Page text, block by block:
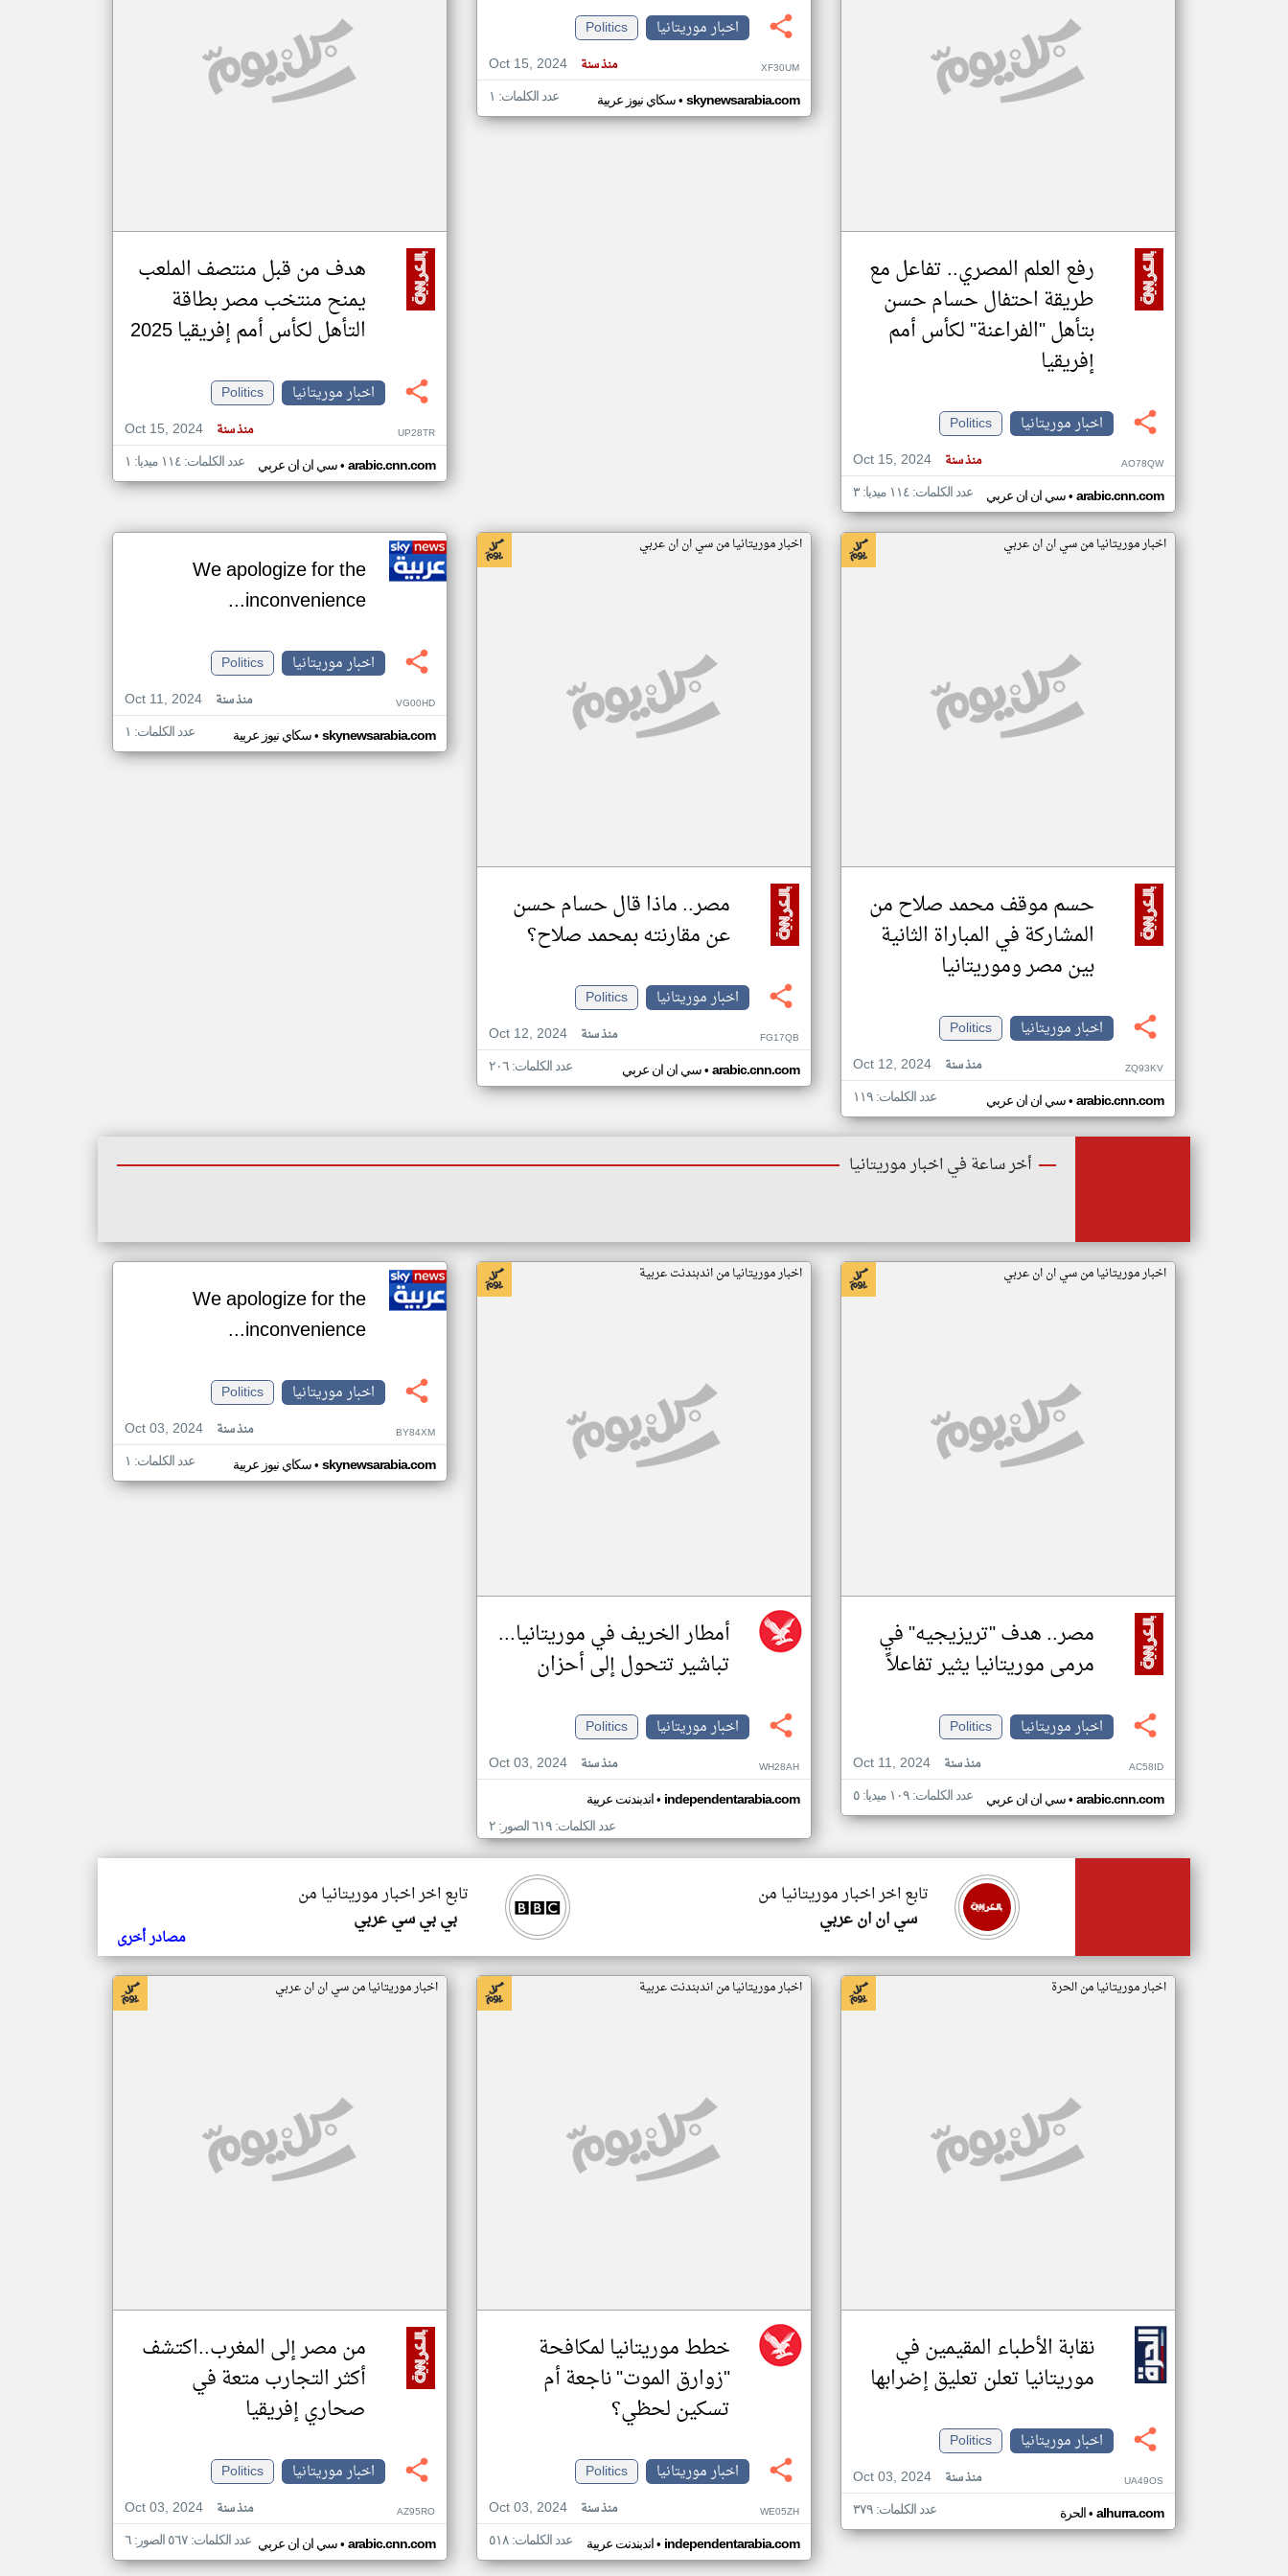
مصادر الأخبار من موريتانيا
رفع العلم المصري.. تفاعل مع
طريقة احتفال حسام حسن
بتأهل "الفراعنة" لكأس أمم
إفريقيا
اخبار موريتانيا
Politics
Oct 15, 2024
منذ سنة AO78QW
سي ان ان عربي• arabic.cnn.com عدد الكلمات: ١١٤ ميديا: ٣
اخبار موريتانيا
Politics
Oct 15, 2024
منذ سنة XF30UM
سكاي نيوز عربية• skynewsarabia.com عدد الكلمات: ١
هدف من قبل منتصف الملعب
يمنح منتخب مصر بطاقة
التأهل لكأس أمم إفريقيا 2025
اخبار موريتانيا
Politics
Oct 15, 2024
منذ سنة UP28TR
سي ان ان عربي• arabic.cnn.com عدد الكلمات: ١١٤ ميديا: ١
اخبار موريتانيا من سي ان ان عربي
حسم موقف محمد صلاح من
المشاركة في المباراة الثانية
بين مصر وموريتانيا
اخبار موريتانيا
Politics
Oct 12, 2024
منذ سنة ZQ93KV
سي ان ان عربي• arabic.cnn.com عدد الكلمات: ١١٩
اخبار موريتانيا من سي ان ان عربي
مصر.. ماذا قال حسام حسن
عن مقارنته بمحمد صلاح؟
اخبار موريتانيا
Politics
Oct 12, 2024
منذ سنة FG17QB
سي ان ان عربي• arabic.cnn.com عدد الكلمات: ٢٠٦
We apologize for the
inconvenience...
اخبار موريتانيا
Politics
Oct 11, 2024
منذ سنة VG00HD
سكاي نيوز عربية• skynewsarabia.com عدد الكلمات: ١
أخر ساعة في اخبار موريتانيا
اخبار موريتانيا من سي ان ان عربي
مصر.. هدف "تريزيجيه" في
مرمى موريتانيا يثير تفاعلاً
اخبار موريتانيا
Politics
Oct 11, 2024
منذ سنة AC58ID
سي ان ان عربي• arabic.cnn.com عدد الكلمات: ١٠٩ ميديا: ٥
اخبار موريتانيا من اندبندنت عربية
أمطار الخريف في موريتانيا...
تباشير تتحول إلى أحزان
اخبار موريتانيا
Politics
Oct 03, 2024
منذ سنة WH28AH
اندبندنت عربية• independentarabia.com
عدد الكلمات: ٦١٩ الصور: ٢
We apologize for the
inconvenience...
اخبار موريتانيا
Politics
Oct 03, 2024
منذ سنة BY84XM
سكاي نيوز عربية• skynewsarabia.com عدد الكلمات: ١
تابع اخر اخبار موريتانيا من
بي بي سي عربي
تابع اخر اخبار موريتانيا من
سي ان ان عربي
مصادر أخرى
اخبار موريتانيا من الحرة
نقابة الأطباء المقيمين في
موريتانيا تعلن تعليق إضرابها
اخبار موريتانيا
Politics
Oct 03, 2024
منذ سنة UA49OS
الحرة• alhurra.com عدد الكلمات: ٣٧٩
اخبار موريتانيا من اندبندنت عربية
خطط موريتانيا لمكافحة
"زوارق الموت" ناجعة أم
تسكين لحظي؟
اخبار موريتانيا
Politics
Oct 03, 2024
منذ سنة WE05ZH
اندبندنت عربية• independentarabia.com عدد الكلمات: ٥١٨
اخبار موريتانيا من سي ان ان عربي
من مصر إلى المغرب..اكتشف
أكثر التجارب متعة في
صحاري إفريقيا
اخبار موريتانيا
Politics
Oct 03, 2024
منذ سنة AZ95RO
سي ان ان عربي• arabic.cnn.com عدد الكلمات: ٥٦٧ الصور: ٦